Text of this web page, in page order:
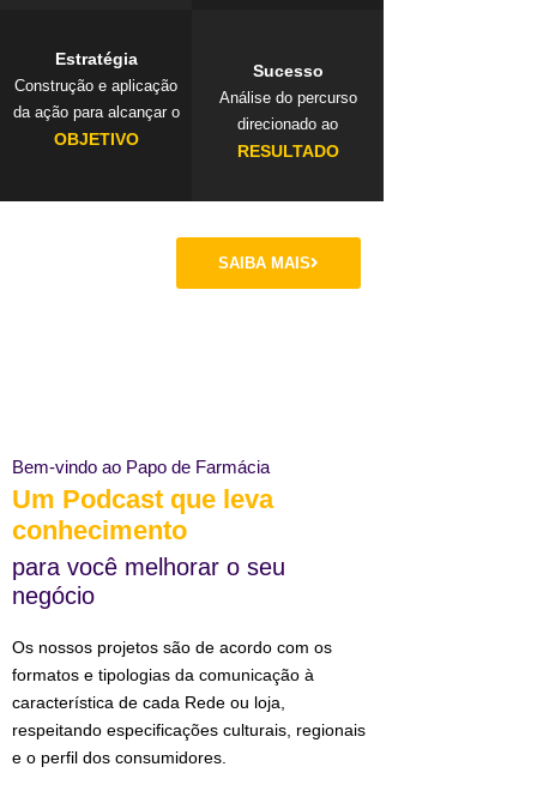
Estratégia
Construção e aplicação
da ação para alcançar o
OBJETIVO
Sucesso
Análise do percurso
direcionado ao
RESULTADO
SAIBA MAIS
Bem-vindo ao Papo de Farmácia
Um Podcast que leva
conhecimento
para você melhorar o seu
negócio
Os nossos projetos são de acordo com os
formatos e tipologias da comunicação à
característica de cada Rede ou loja,
respeitando especificações culturais, regionais
e o perfil dos consumidores.